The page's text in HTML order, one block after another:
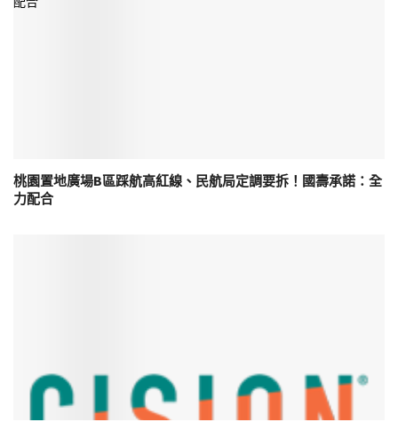
桃園置地廣場B區踩航高紅線、民航局定調要拆！國壽承諾：全
力配合